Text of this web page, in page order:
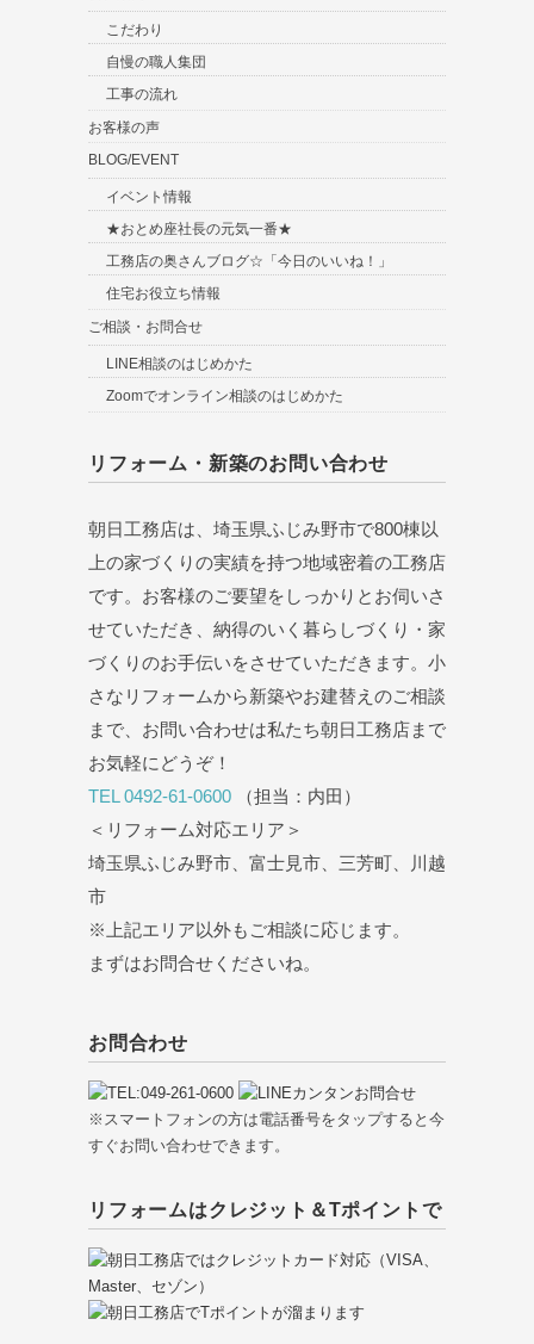
こだわり
自慢の職人集団
工事の流れ
お客様の声
BLOG/EVENT
イベント情報
★おとめ座社長の元気一番★
工務店の奥さんブログ☆「今日のいいね！」
住宅お役立ち情報
ご相談・お問合せ
LINE相談のはじめかた
Zoomでオンライン相談のはじめかた
リフォーム・新築のお問い合わせ
朝日工務店は、埼玉県ふじみ野市で800棟以
上の家づくりの実績を持つ地域密着の工務店
です。お客様のご要望をしっかりとお伺いさ
せていただき、納得のいく暮らしづくり・家
づくりのお手伝いをさせていただきます。小
さなリフォームから新築やお建替えのご相談
まで、お問い合わせは私たち朝日工務店まで
お気軽にどうぞ！
TEL 0492-61-0600 （担当：内田）
＜リフォーム対応エリア＞
埼玉県ふじみ野市、富士見市、三芳町、川越
市
※上記エリア以外もご相談に応じます。
まずはお問合せくださいね。
お問合わせ
※スマートフォンの方は電話番号をタップすると今
すぐお問い合わせできます。
リフォームはクレジット＆Tポイントで